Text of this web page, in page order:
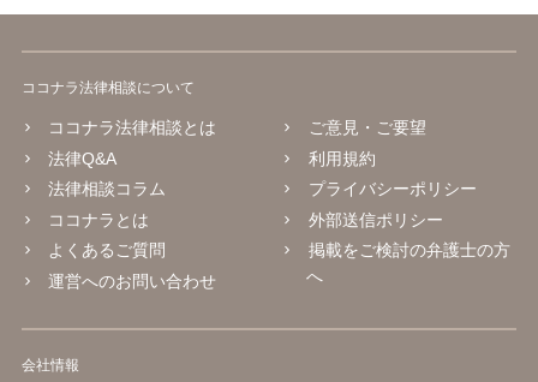
ココナラ法律相談について
ココナラ法律相談とは
法律Q&A
法律相談コラム
ココナラとは
よくあるご質問
運営へのお問い合わせ
ご意見・ご要望
利用規約
プライバシーポリシー
外部送信ポリシー
掲載をご検討の弁護士の方
へ
会社情報